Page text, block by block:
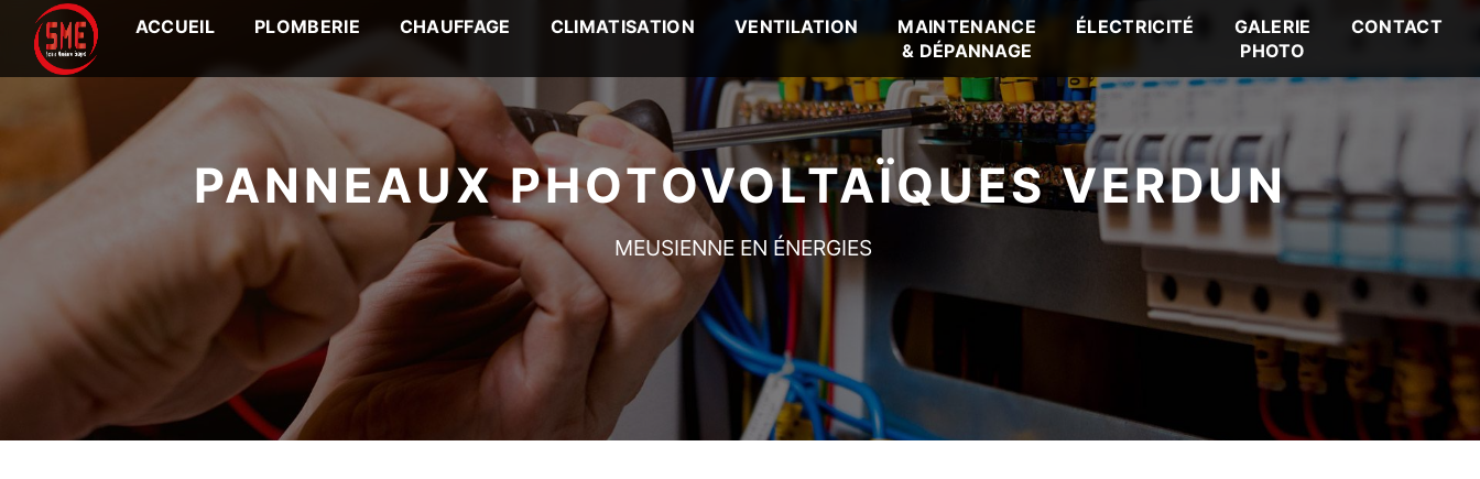
ACCUEIL PLOMBERIE CHAUFFAGE CLIMATISATION VENTILATION
MAINTENANCE
& DÉPANNAGE
ÉLECTRICITÉ
GALERIE
PHOTO
CONTACT
PANNEAUX PHOTOVOLTAÏQUES VERDUN
MEUSIENNE EN ÉNERGIES
Panneau de gestion des cookies